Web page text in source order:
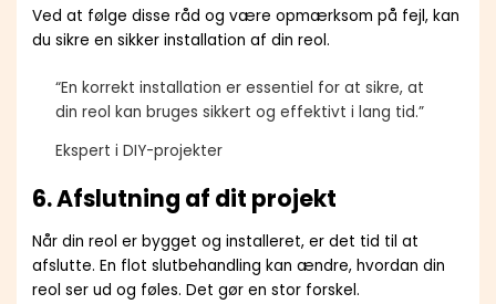
Ved at følge disse råd og være opmærksom på fejl, kan
du sikre en sikker installation af din reol.
“En korrekt installation er essentiel for at sikre, at
din reol kan bruges sikkert og effektivt i lang tid.”
Ekspert i DIY-projekter
6. Afslutning af dit projekt
Når din reol er bygget og installeret, er det tid til at
afslutte. En flot slutbehandling kan ændre, hvordan din
reol ser ud og føles. Det gør en stor forskel.